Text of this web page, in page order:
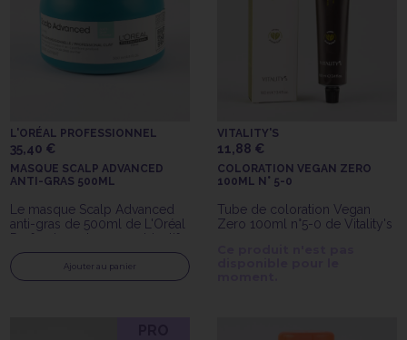
L'ORÉAL PROFESSIONNEL
35,40 €
MASQUE SCALP ADVANCED
ANTI-GRAS 500ML
Le masque Scalp Advanced
anti-gras de 500ml de L'Oréal
Professionnel a pour objectif
de détoxifier le cuir chevelu
en éliminant l'excès de
sébum, contribuant ainsi à
Ajouter au panier
VITALITY'S
11,88 €
COLORATION VEGAN ZERO
100ML N° 5-0
Tube de coloration Vegan
Zero 100ml n°5-0 de Vitality's